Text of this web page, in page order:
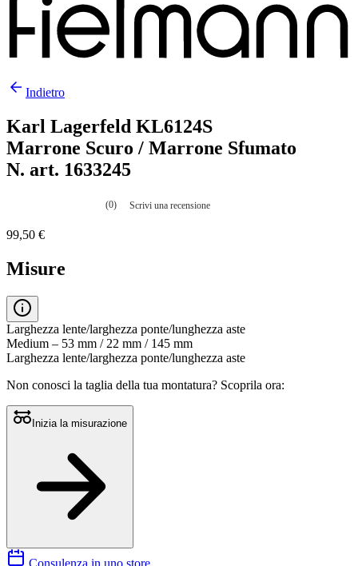
Indietro
Karl Lagerfeld KL6124S
Marrone Scuro / Marrone Sfumato
N. art. 1633245
La
media
è
0.0
su
5.
Leggi
0
recensioni
link
pagina.
(0) Scrivi una recensione
99,50 €
Misure
Larghezza lente/larghezza ponte/lunghezza aste
Medium – 53 mm / 22 mm / 145 mm
Larghezza lente/larghezza ponte/lunghezza aste
Non conosci la taglia della tua montatura? Scoprila ora:
Inizia la misurazione
Consulenza in uno store